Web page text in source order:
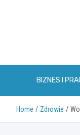
BIZNES I
Home Zdrowie